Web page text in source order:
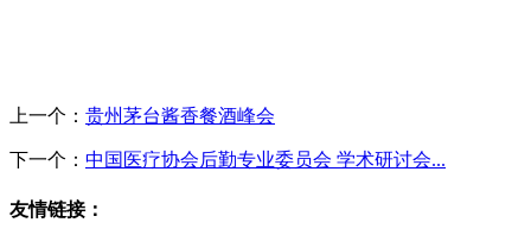
上一个： 贵州茅台酱香餐酒峰会
下一个： 中国医疗协会后勤专业委员会 学术研讨会...
友情链接：